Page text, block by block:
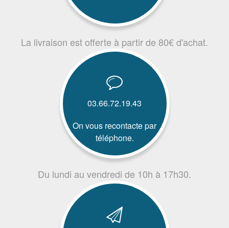
La livraison est offerte à partir de 80€ d'achat.
03.66.72.19.43
On vous recontacte par
téléphone.
Du lundi au vendredi de 10h à 17h30.